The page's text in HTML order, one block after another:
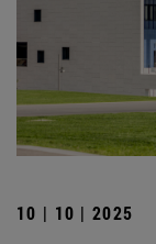
10 | 10 | 2025